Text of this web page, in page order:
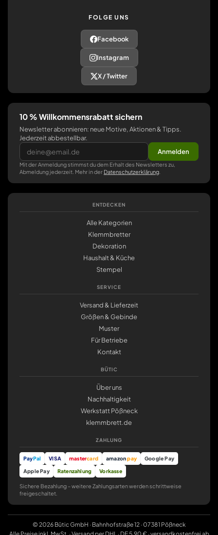
FOLGE UNS
Facebook
Instagram
X / Twitter
10 % Willkommensrabatt sichern
Newsletter abonnieren: neue Motive, Aktionen & Tipps.
Jederzeit abbestellbar.
Anmelden
Mit der Anmeldung stimmst du dem Erhalt des Newsletters zu,
Abmeldung jederzeit. Mehr in der Datenschutzerklärung
ENTDECKEN
Alle Kategorien
Klemmbretter
Dekoration
Haushalt & Küche
Stempel
SERVICE
Versand & Lieferzeit
Größen & Gebinde
Muster
Für Betriebe
Kontakt
BÜTIC
Über uns
Nachhaltigkeit
Werkstatt Pößneck
klemmbrett.de
ZAHLUNG
PayPal VISA mastercard amazonpay
Google Pay
Apple Pay
Ratenzahlung Vorkasse
Sichere Bezahlung – weitere Zahlungsarten werden schrittweise
freigeschaltet.
© 2026 Bütic GmbH · Bahnhofstraße 12 · 07381 Pößneck